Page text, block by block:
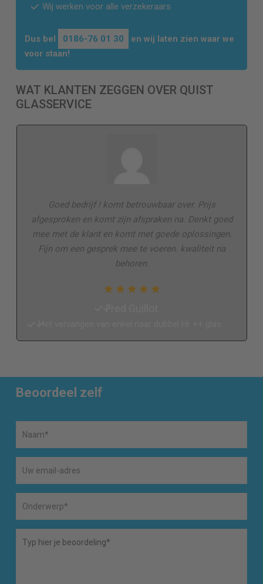
Wij werken voor alle verzekeraars
Dus bel 0186-76 01 30
en wij laten zien waar we
voor staan!
WAT KLANTEN ZEGGEN OVER QUIST
GLASSERVICE
Goed bedrijf ! komt betrouwbaar over. Prijs
afgesproken en komt zijn afspraken na. Denkt goed
mee met de klant en komt met goede oplossingen.
Fijn om een gesprek mee te voeren. kwaliteit na
behoren.
Beoordeel zelf